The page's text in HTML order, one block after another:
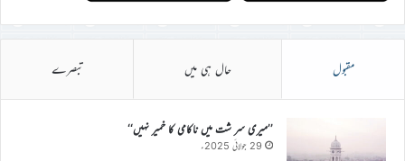
مقبول حال ہی میں تبصرے
’’میری سر شت میں ناکامی کا خمیر نہیں‘‘
29 جولائی 2025ء